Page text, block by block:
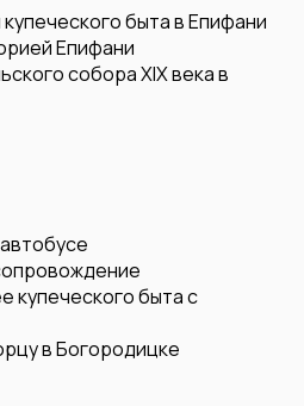
быта в Епифани
Епифани
собора XlX века в
купеческого быта с
в Богородицке